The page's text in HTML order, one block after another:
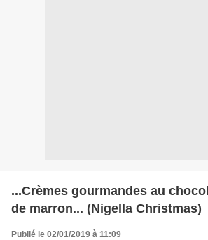
...Crèmes gourmandes au
de marron... (Nigella Christmas)
Publié le 02/01/2019 à 11:09